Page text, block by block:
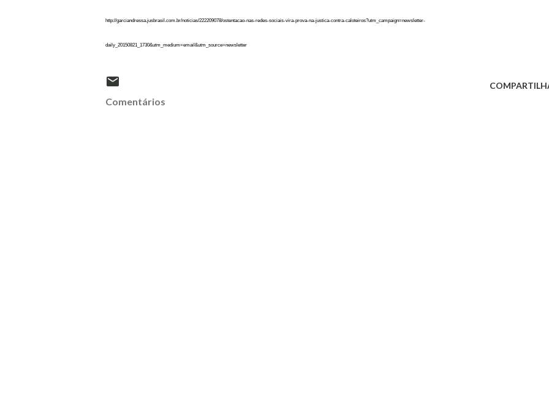
http://garciandressa.jusbrasil.com.br/noticias/222209078/ostentacao-nas-redes-sociais-vira-prova-na-justica-contra-caloteiros?utm_campaign=newsletter-
daily_20150821_1730&utm_medium=email&utm_source=newsletter
Comentários